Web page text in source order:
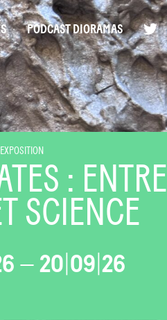
PODCAST DIORAMAS
: ENTRE
SCIENCE
—20 09 26